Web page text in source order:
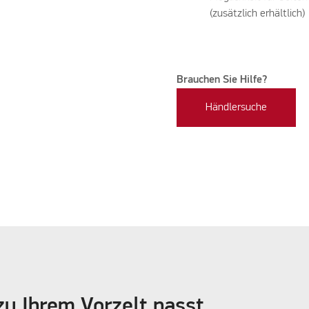
(zusätzlich erhältlich)
Brauchen Sie Hilfe?
Händlersuche